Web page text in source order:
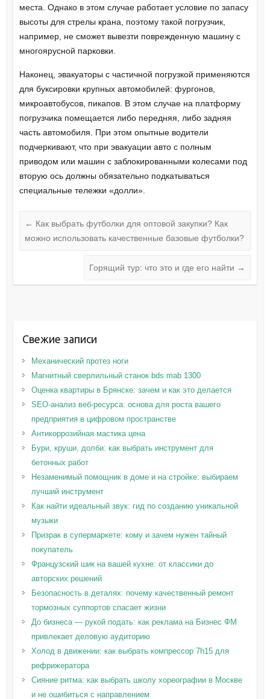
места. Однако в этом случае работает условие по запасу
высоты для стрелы крана, поэтому такой погрузчик,
например, не сможет вывезти поврежденную машину с
многоярусной парковки.
Наконец, эвакуаторы с частичной погрузкой применяются
для буксировки крупных автомобилей: фургонов,
микроавтобусов, пикапов. В этом случае на платформу
погрузчика помещается либо передняя, либо задняя
часть автомобиля. При этом опытные водители
подчеркивают, что при эвакуации авто с полным
приводом или машин с заблокированными колесами под
вторую ось должны обязательно подкатываться
специальные тележки «долли».
← Как выбрать футболки для оптовой закупки? Как
можно использовать качественные базовые футболки?
Горящий тур: что это и где его найти →
Свежие записи
Механический протез ноги
Магнитный сверлильный станок bds mab 1300
Оценка квартиры в Брянске: зачем и как это делается
SEO-анализ веб-ресурса: основа для роста вашего
предприятия в цифровом пространстве
Антикоррозийная мастика цена
Бури, круши, долби: как выбрать инструмент для
бетонных работ
Незаменимый помощник в доме и на стройке: выбираем
лучший инструмент
Как найти идеальный звук: гид по созданию уникальной
музыки
Призрак в супермаркете: кому и зачем нужен тайный
покупатель
Французский шик на вашей кухне: от классики до
авторских решений
Безопасность в деталях: почему качественный ремонт
тормозных суппортов спасает жизни
До бизнеса — рукой подать: как реклама на Бизнес ФМ
привлекает деловую аудиторию
Холод в движении: как выбрать компрессор 7h15 для
рефрижератора
Сияние ритма: как выбрать школу хореографии в Москве
и не ошибиться с направлением